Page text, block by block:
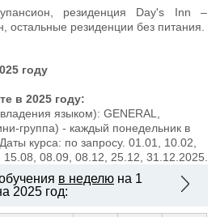
резиденция Day's Inn –
остальные резиденции без питания.
году
в 2025 году:
языком): GENERAL,
группа) - каждый понедельник в
курса: по запросу. 01.01, 10.02,
08.09, 08.12, 25.12, 31.12.2025.
в неделю на 1
2025 год: